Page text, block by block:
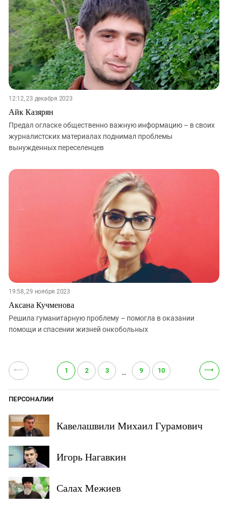
12:12, 23 декабря 2023
Айк Казярян
Предал огласке общественно важную информацию – в своих
журналистских материалах поднимал проблемы
вынужденных переселенцев
19:58, 29 ноября 2023
Аксана Кучменова
Решила гуманитарную проблему – помогла в оказании
помощи и спасении жизней онкобольных
⟵ 1 2 3 … 9 10 ⟶
ПЕРСОНАЛИИ
Кавелашвили Михаил Гурамович
Игорь Нагавкин
Салах Межиев